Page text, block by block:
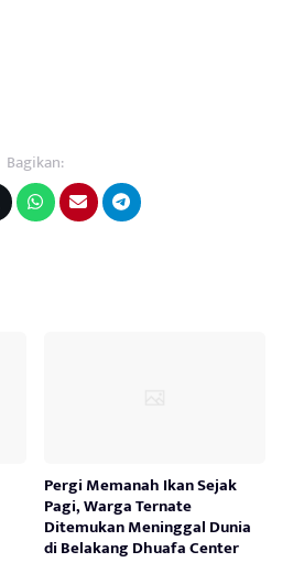
Bagikan:
Pergi Memanah Ikan Sejak
Pagi, Warga Ternate
Ditemukan Meninggal Dunia
di Belakang Dhuafa Center